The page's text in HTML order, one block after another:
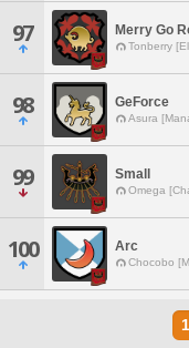
97 Merry Go
Tonberry
98 GeForce
Asura
99 Small
Omega
100 Arc
Chocobo
1